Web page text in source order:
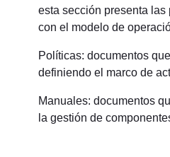
esta sección presenta
con el modelo de
Políticas: documentos
definiendo el marco de
Manuales: documentos
la gestión de